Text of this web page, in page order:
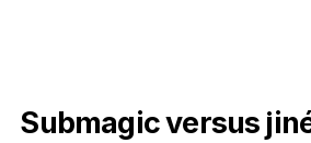
Submagic versus